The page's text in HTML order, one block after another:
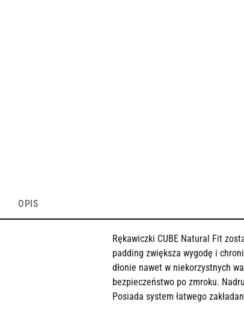
OPIS
Rękawiczki CUBE Natural Fit
padding zwiększa wygodę i
dłonie nawet w niekorzystnych
bezpieczeństwo po zmroku.
Posiada system łatwego